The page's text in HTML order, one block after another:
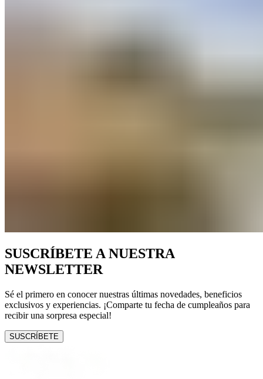
SUSCRÍBETE A NUESTRA
NEWSLETTER
Sé el primero en conocer nuestras últimas novedades, beneficios
exclusivos y experiencias. ¡Comparte tu fecha de cumpleaños para
recibir una sorpresa especial!
SUSCRÍBETE